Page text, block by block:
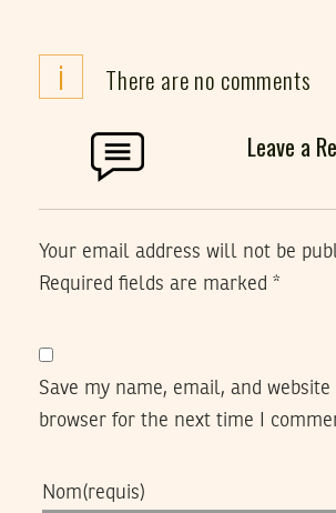
i There are no comments
Leave a
Your email address will not be
Required fields are marked *
Save my name, email, and
browser for the next time I
Nom(requis)